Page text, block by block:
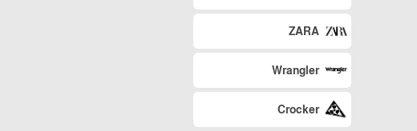
ZARA
Wrangler
Crocker